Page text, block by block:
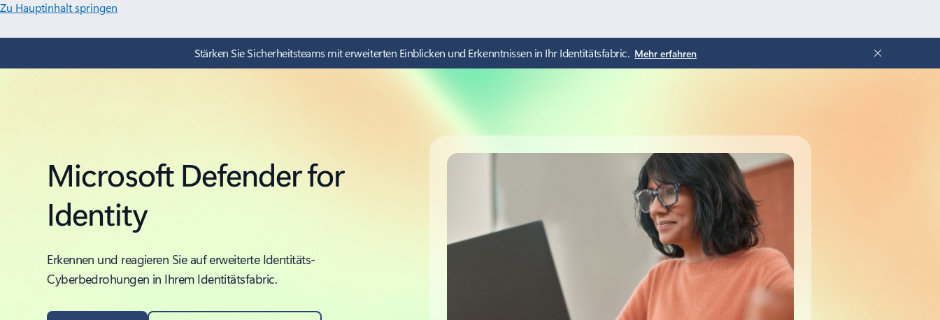
Zu Hauptinhalt springen
Stärken Sie Sicherheitsteams mit erweiterten Einblicken und Erkenntnissen in Ihr Identitätsfabric. Mehr erfahren
Microsoft Defender for
Identity
Erkennen und reagieren Sie auf erweiterte Identitäts-
Cyberbedrohungen in Ihrem Identitätsfabric.